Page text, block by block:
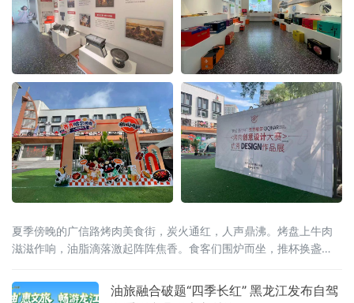
夏季傍晚的广信路烤肉美食街，炭火通红，人声鼎沸。烤盘上牛肉
滋滋作响，油脂滴落激起阵阵焦香。食客们围炉而坐，推杯换盏
文发了一条朋友圈：“这才是齐齐哈尔——烟火气里藏着文化味。”文
油旅融合破题“四季长红” 黑龙江发布自驾